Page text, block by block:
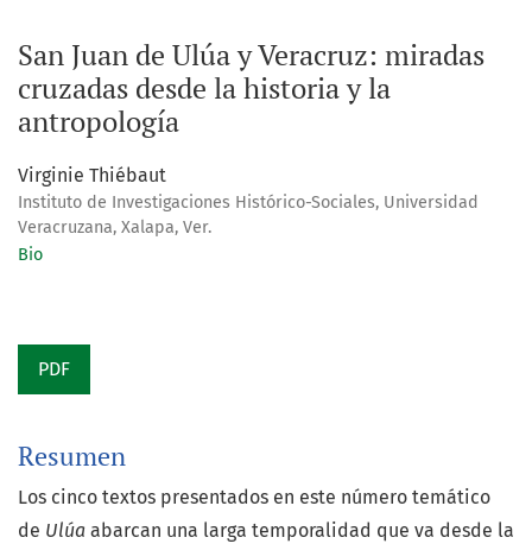
San Juan de Ulúa y Veracruz: miradas
cruzadas desde la historia y la
antropología
Virginie Thiébaut
Instituto de Investigaciones Histórico-Sociales, Universidad
Veracruzana, Xalapa, Ver.
Bio
PDF
Resumen
Los cinco textos presentados en este número temático
de Ulúa abarcan una larga temporalidad que va desde la